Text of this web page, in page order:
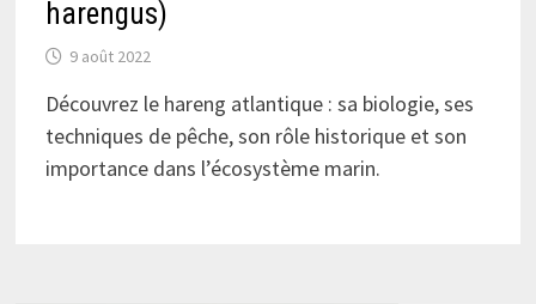
harengus)
9 août 2022
Découvrez le hareng atlantique : sa biologie, ses
techniques de pêche, son rôle historique et son
importance dans l’écosystème marin.